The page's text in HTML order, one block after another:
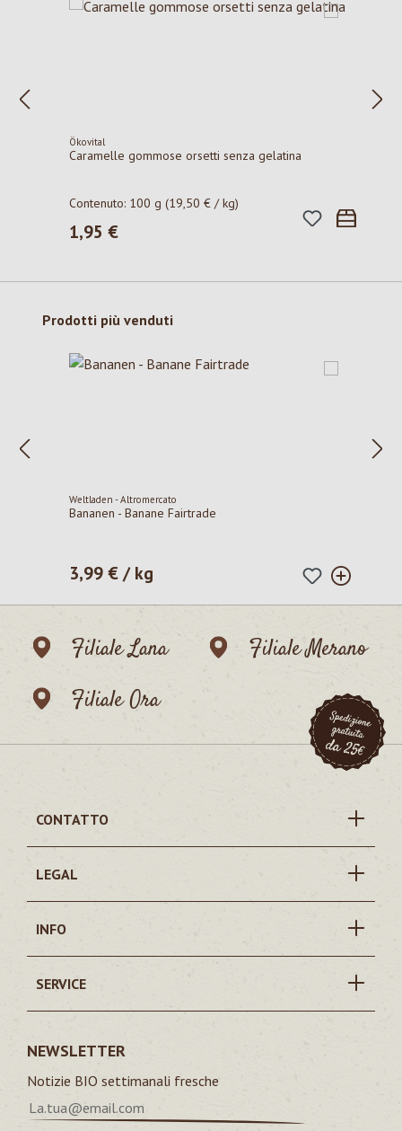
Ökovital
Caramelle gommose orsetti senza gelatina
Contenuto: 100 g(19,50 € / kg)
Prezzo normale:
1,95 €
Salta la galleria dei prodotti
Prodotti più venduti
Weltladen - Altromercato
Bananen - Banane Fairtrade
Prezzo normale:
3,99 € / kg
Filiale Lana
Filiale Merano
Filiale Ora
CONTATTO
LEGAL
INFO
SERVICE
NEWSLETTER
Notizie BIO settimanali fresche